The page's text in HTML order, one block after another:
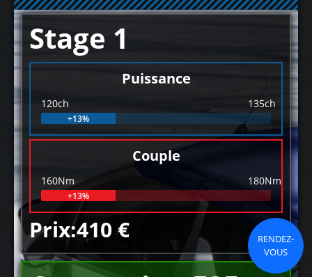
Stage 1
Puissance
120ch 135ch
+13%
Couple
160Nm 180Nm
+13%
Prix:410 €
RENDEZ-
VOUS